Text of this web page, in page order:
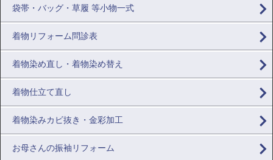
袋帯・バッグ・草履 等小物一式
着物リフォーム問診表
着物染め直し・着物染め替え
着物仕立て直し
着物染みカビ抜き・金彩加工
お母さんの振袖リフォーム